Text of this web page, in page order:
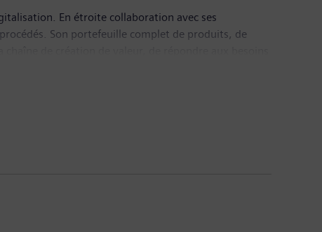
En étroite collaboration avec ses
Son portefeuille complet de produits, de
porteuses d’avenir à son offre. Siemens Digital